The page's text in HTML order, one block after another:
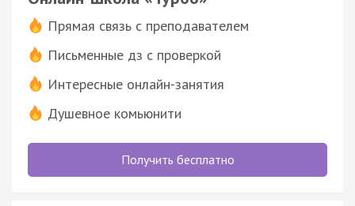
Прямая связь с преподавателем
Письменные дз с проверкой
Интересные онлайн-занятия
Душевное комьюнити
Получить бесплатно